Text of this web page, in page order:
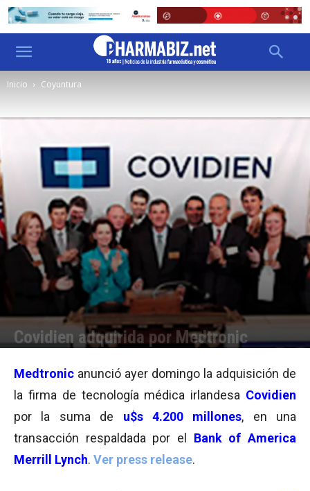
Inicio Coyuntura
Covidien adquirida por Medtronic
Medtronic anunció ayer domingo la adquisición de
la firma de tecnología médica irlandesa Covidien
por la suma de u$s 4.200 millones, en una
transacción respaldada por el Bank of America
Merrill Lynch. Ver press release.